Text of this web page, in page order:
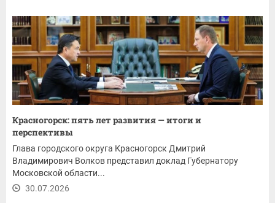
Красногорск: пять лет развития — итоги и
перспективы
Глава городского округа Красногорск Дмитрий
Владимирович Волков представил доклад Губернатору
Московской области...
30.07.2026